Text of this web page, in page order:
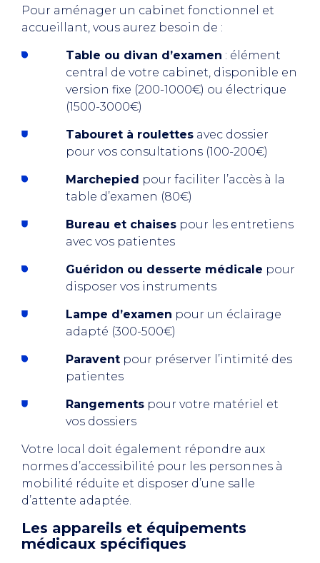
Pour aménager un cabinet fonctionnel et
accueillant, vous aurez besoin de :
Table ou divan d’examen : élément
central de votre cabinet, disponible en
version fixe (200-1000€) ou électrique
(1500-3000€)
Tabouret à roulettes avec dossier
pour vos consultations (100-200€)
Marchepied pour faciliter l’accès à la
table d’examen (80€)
Bureau et chaises pour les entretiens
avec vos patientes
Guéridon ou desserte médicale pour
disposer vos instruments
Lampe d’examen pour un éclairage
adapté (300-500€)
Paravent pour préserver l’intimité des
patientes
Rangements pour votre matériel et
vos dossiers
Votre local doit également répondre aux
normes d’accessibilité pour les personnes à
mobilité réduite et disposer d’une salle
d’attente adaptée.
Les appareils et équipements
médicaux spécifiques